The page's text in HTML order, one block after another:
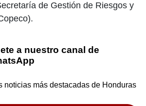
de Gestión de Riesgos y
a nuestro canal de
noticias más destacadas de Honduras